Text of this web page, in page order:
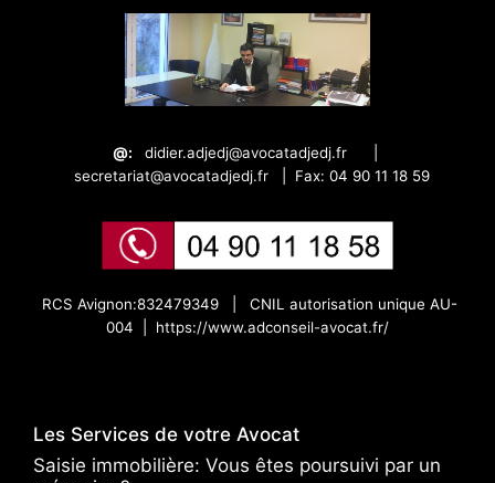
@: didier.adjedj@avocatadjedj.fr
secretariat@avocatadjedj.fr
Fax: 04 90 11 18 59
RCS Avignon:832479349 | CNIL autorisation unique AU-
004 | https://www.adconseil-avocat.fr/
Les Services de votre Avocat
Saisie immobilière: Vous êtes poursuivi par un